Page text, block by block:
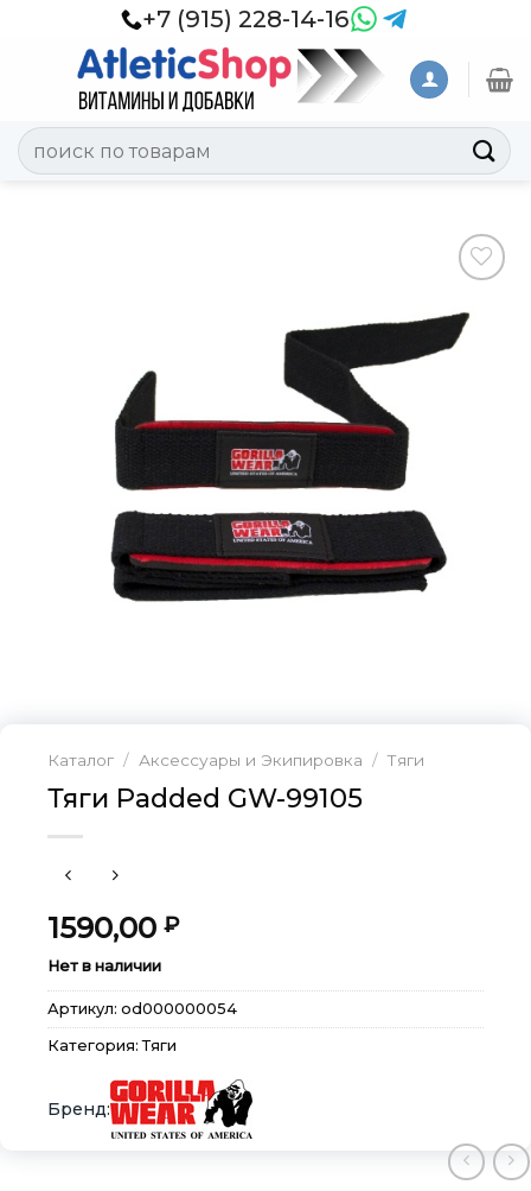
+7 (915) 228-14-16
Искать:
Добавить
в
Каталог / Аксессуары и Экипировка / Тяги
Тяги Padded GW-99105
1590,00 ₽
Нет в наличии
Артикул: od000000054
Категория:Тяги